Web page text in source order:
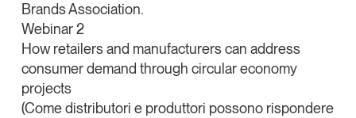
Brands Association.
Webinar 2
How retailers and manufacturers can address
consumer demand through circular economy
projects
(Come distributori e produttori possono rispondere